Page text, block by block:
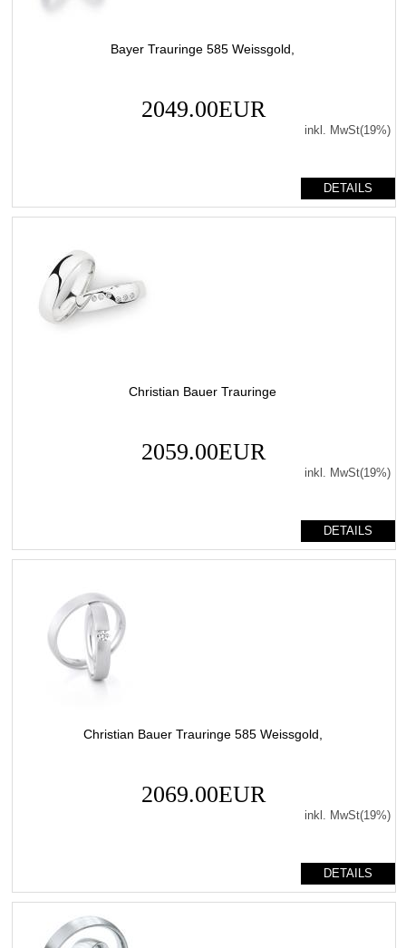
Bayer Trauringe 585 Weissgold,
2049.00EUR
inkl. MwSt(19%)
DETAILS
Christian Bauer Trauringe
2059.00EUR
inkl. MwSt(19%)
DETAILS
Christian Bauer Trauringe 585 Weissgold,
2069.00EUR
inkl. MwSt(19%)
DETAILS